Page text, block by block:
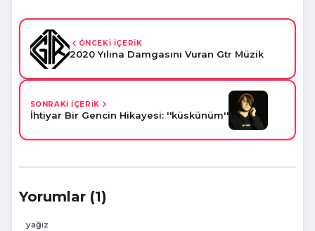
ÖNCEKİ İÇERİK
2020 Yılına Damgasını Vuran Gtr Müzik
SONRAKİ İÇERİK
İhtiyar Bir Gencin Hikayesi: ''küskünüm''
Yorumlar (1)
yağız